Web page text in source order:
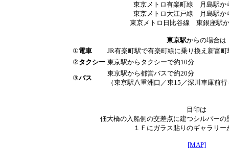
東京メトロ有楽町線 月島駅か
東京メトロ大江戸線 月島駅か
東京メトロ日比谷線 東銀座駅
東京駅からの場合は
①電車
JR有楽町駅で有楽町線に乗り換え新富
②タクシー 東京駅からタクシーで約10分
③バス
東京駅から都営バスで約20分
（東京駅八重洲口／東15／深川車庫前
目印は
佃大橋の入船側の交差点に建つシルバー
１Ｆにガラス貼りのギャラリー
[MAP]